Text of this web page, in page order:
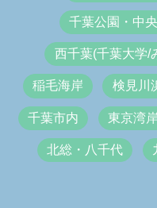
千葉公園・中
西千葉(千葉大学/
稲毛海岸 検見川
千葉市内 東京湾
北総・八千代